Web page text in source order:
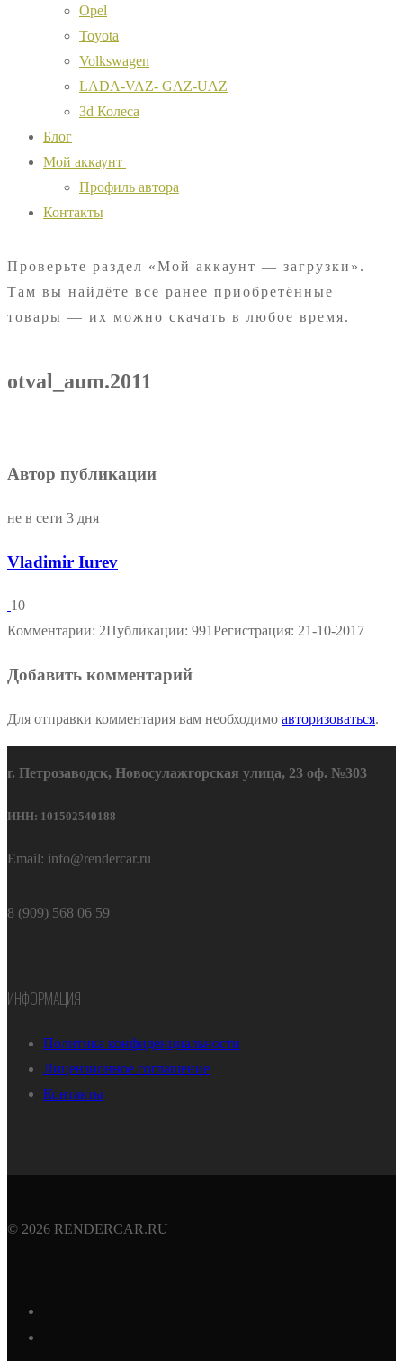
Opel
Toyota
Volkswagen
LADA-VAZ- GAZ-UAZ
3d Колеса
Блог
Мой аккаунт
Профиль автора
Контакты
Проверьте раздел «Мой аккаунт — загрузки».
Там вы найдёте все ранее приобретённые
товары — их можно скачать в любое время.
otval_aum.2011
Автор публикации
не в сети 3 дня
Vladimir Iurev
10
Комментарии: 2Публикации: 991Регистрация: 21-10-2017
Добавить комментарий
Для отправки комментария вам необходимо авторизоваться.
г. Петрозаводск, Новосулажгорская улица, 23 оф. №303
ИНН: 101502540188
Email: info@rendercar.ru
8 (909) 568 06 59
ИНФОРМАЦИЯ
Политика конфиденциальности
Лицензионное соглашение
Контакты
© 2026 RENDERCAR.RU